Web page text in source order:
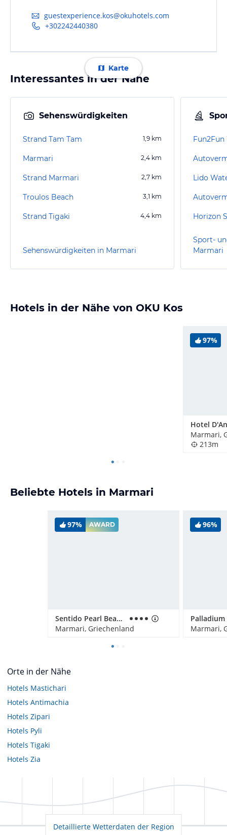
guestexperience.kos@okuhotels.com
+302242440380
Karte
Interessantes in der Nähe
Sehenswürdigkeiten
Strand Tam Tam 1,9 km
Marmari 2,4 km
Strand Marmari 2,7 km
Troulos Beach 3,1 km
Strand Tigaki 4,4 km
Sehenswürdigkeiten in Marmari
Lido
Horizon
Sport-
Marmari
Hotels in der Nähe von OKU Kos
97%
Marmari,
213m
Beliebte Hotels in Marmari
97% AWARD
Sentido Pearl Beach Kos – Adults only
Marmari, Griechenland
96%
Marmari,
Orte in der Nähe
Hotels Mastichari
Hotels Antimachia
Hotels Zipari
Hotels Pyli
Hotels Tigaki
Hotels Zia
Detaillierte Wetterdaten der Region